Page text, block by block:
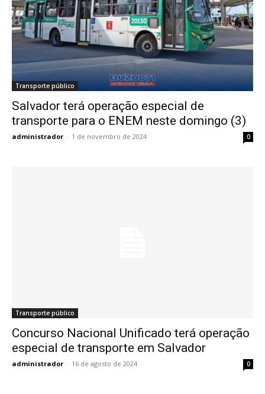
Transporte público
Salvador terá operação especial de
transporte para o ENEM neste domingo (3)
administrador - 1 de novembro de 2024 0
Transporte público
Concurso Nacional Unificado terá operação
especial de transporte em Salvador
administrador - 16 de agosto de 2024 0